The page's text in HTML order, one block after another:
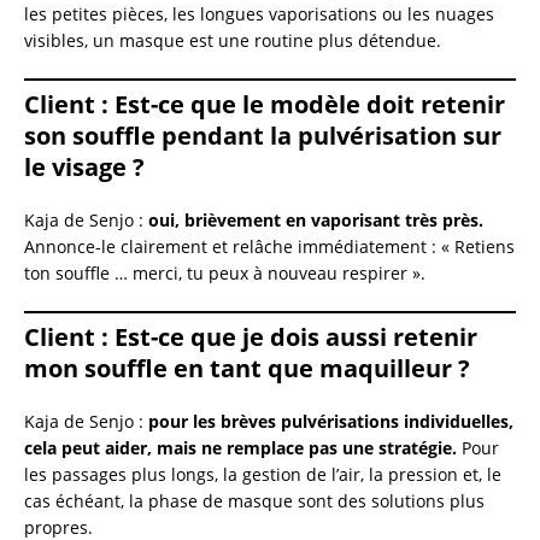
les petites pièces, les longues vaporisations ou les nuages
visibles, un masque est une routine plus détendue.
Client : Est-ce que le modèle doit retenir
son souffle pendant la pulvérisation sur
le visage ?
Kaja de Senjo : oui, brièvement en vaporisant très près.
Annonce-le clairement et relâche immédiatement : « Retiens
ton souffle … merci, tu peux à nouveau respirer ».
Client : Est-ce que je dois aussi retenir
mon souffle en tant que maquilleur ?
Kaja de Senjo : pour les brèves pulvérisations individuelles,
cela peut aider, mais ne remplace pas une stratégie. Pour
les passages plus longs, la gestion de l’air, la pression et, le
cas échéant, la phase de masque sont des solutions plus
propres.